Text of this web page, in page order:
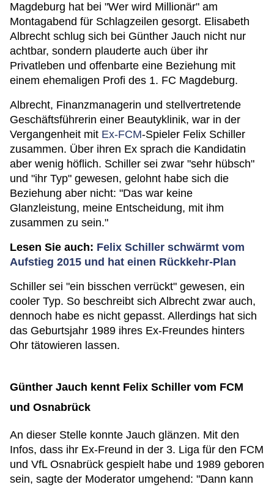
Magdeburg hat bei "Wer wird Millionär" am
Montagabend für Schlagzeilen gesorgt. Elisabeth
Albrecht schlug sich bei Günther Jauch nicht nur
achtbar, sondern plauderte auch über ihr
Privatleben und offenbarte eine Beziehung mit
einem ehemaligen Profi des 1. FC Magdeburg.
Albrecht, Finanzmanagerin und stellvertretende
Geschäftsführerin einer Beautyklinik, war in der
Vergangenheit mit Ex-FCM-Spieler Felix Schiller
zusammen. Über ihren Ex sprach die Kandidatin
aber wenig höflich. Schiller sei zwar "sehr hübsch"
und "ihr Typ" gewesen, gelohnt habe sich die
Beziehung aber nicht: "Das war keine
Glanzleistung, meine Entscheidung, mit ihm
zusammen zu sein."
Lesen Sie auch: Felix Schiller schwärmt vom
Aufstieg 2015 und hat einen Rückkehr-Plan
Schiller sei "ein bisschen verrückt" gewesen, ein
cooler Typ. So beschreibt sich Albrecht zwar auch,
dennoch habe es nicht gepasst. Allerdings hat sich
das Geburtsjahr 1989 ihres Ex-Freundes hinters
Ohr tätowieren lassen.
Günther Jauch kennt Felix Schiller vom FCM
und Osnabrück
An dieser Stelle konnte Jauch glänzen. Mit den
Infos, dass ihr Ex-Freund in der 3. Liga für den FCM
und VfL Osnabrück gespielt habe und 1989 geboren
sein, sagte der Moderator umgehend: "Dann kann